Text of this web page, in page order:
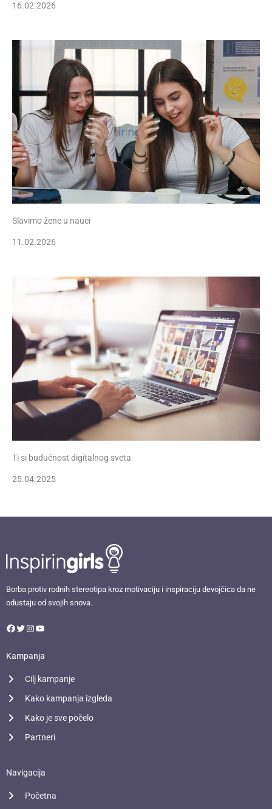
16.02.2026
Slavimo žene u nauci
11.02.2026
Ti si budućnost digitalnog sveta
25.04.2025
Borba protiv rodnih stereotipa kroz motivaciju i inspiraciju devojčica da ne
odustaju od svojih snova.
Kampanja
Cilj kampanje
Kako kampanja izgleda
Kako je sve počelo
Partneri
Navigacija
Početna